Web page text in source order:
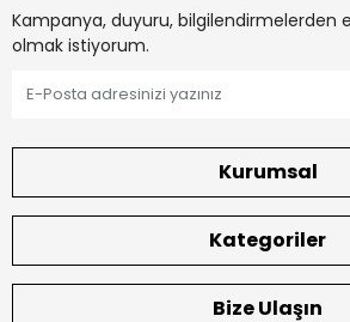
Kampanya, duyuru, bilgilendirmelerden
olmak istiyorum.
Kurumsal
Kategoriler
Bize Ulaşın